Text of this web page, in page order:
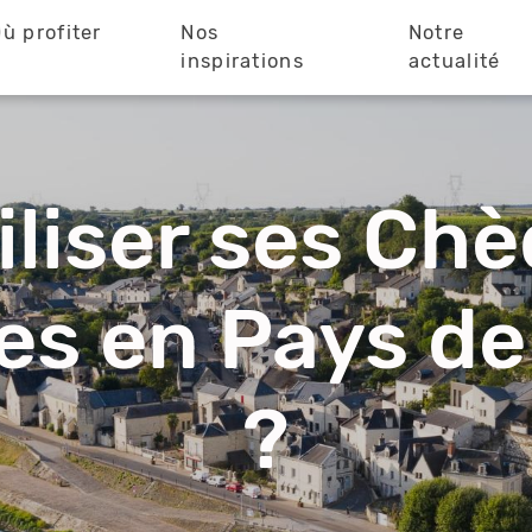
profiter
Nos
inspirations
Notre
actualité
ses
en Pays
?